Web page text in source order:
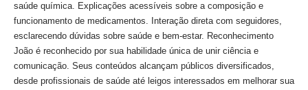
saúde química. Explicações acessíveis sobre a composição e
funcionamento de medicamentos. Interação direta com seguidores,
esclarecendo dúvidas sobre saúde e bem-estar. Reconhecimento
João é reconhecido por sua habilidade única de unir ciência e
comunicação. Seus conteúdos alcançam públicos diversificados,
desde profissionais de saúde até leigos interessados em melhorar sua